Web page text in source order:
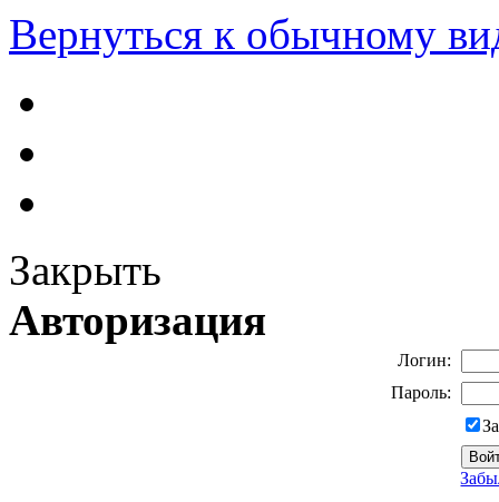
Вернуться к обычному
Закрыть
Авторизация
Логин:
Пароль: